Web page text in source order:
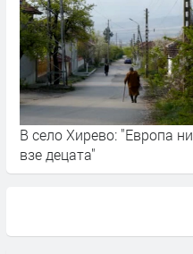
В село Хирево: "Европа ни
взе децата"